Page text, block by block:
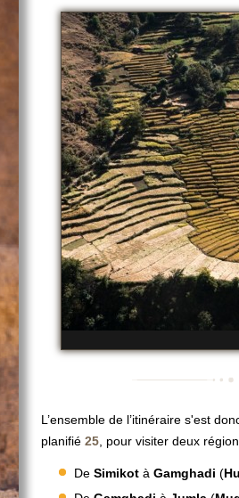
L’ensemble de l’itinéraire s'est
planifié 25 , pour visiter deux
De Simikot à Gamghadi (